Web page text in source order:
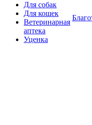
Для собак
Для кошек
Ветеринарная
аптека
Уценка